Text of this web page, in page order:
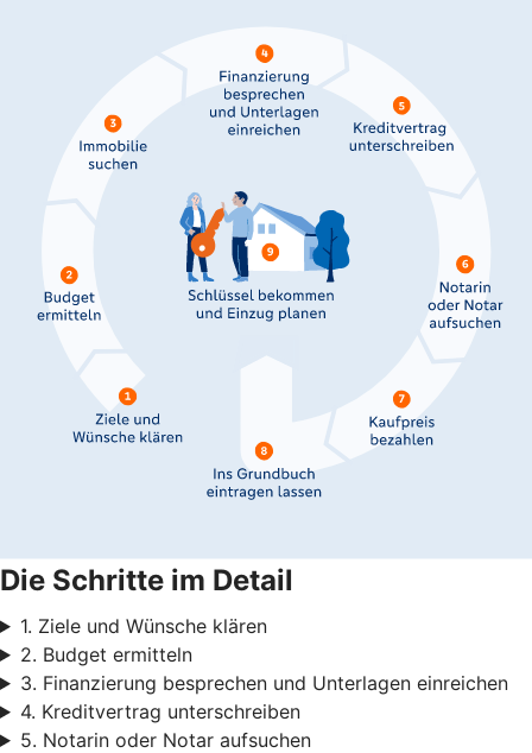
Die Schritte im Detail
1. Ziele und Wünsche klären
2. Budget ermitteln
3. Finanzierung besprechen und Unterlagen einreichen
4. Kreditvertrag unterschreiben
5. Notarin oder Notar aufsuchen